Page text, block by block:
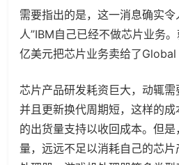
需要指出的是，这一消息确实令
人”IBM自己已经不做芯片业务
亿美元把芯片业务卖给了Global
芯片产品研发耗资巨大，动辄需
并且更新换代周期短，这样的
的出货量支持以收回成本。但
量，远远不足以消耗自己的芯